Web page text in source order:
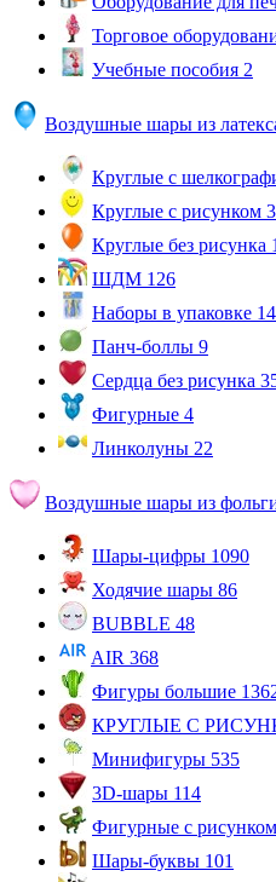
Торговое
Учебные пособия 2
Воздушные шары из
Круглые с
Круглые с рисунком
Круглые без рисунка
ШДМ 126
Наборы в упаковке
Панч-боллы 9
Сердца без рисунка
Фигурные 4
Линколуны 22
Воздушные шары из
Шары-цифры 1090
Ходячие шары 86
BUBBLE 48
AIR 368
Фигуры большие
КРУГЛЫЕ С
Минифигуры 535
3D-шары 114
Фигурные с рисунком
Шары-буквы 101